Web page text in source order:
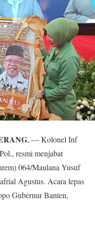
, — Kolonel Inf
resmi menjabat
064/Maulana Yusuf
Agustus. Acara lepas
Gubernur Banten,